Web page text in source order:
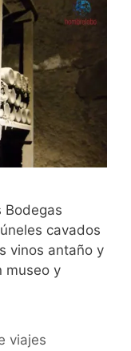
Bodegas
cavados
vinos antaño y
museo y
viajes